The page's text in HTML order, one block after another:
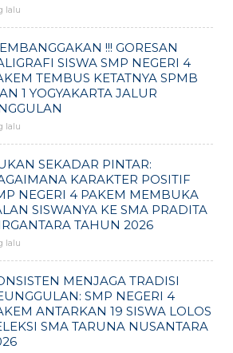
lalu
!!! GORESAN
SISWA SMP NEGERI 4
TEMBUS KETATNYA SPMB
1 YOGYAKARTA JALUR
lalu
SEKADAR PINTAR:
KARAKTER POSITIF
NEGERI 4 PAKEM MEMBUKA
SISWANYA KE SMA PRADITA
TAHUN 2026
lalu
MENJAGA TRADISI
SMP NEGERI 4
ANTARKAN 19 SISWA LOLOS
SMA TARUNA NUSANTARA